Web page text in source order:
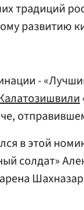
традиций
развитию
-
в этой
солдат»